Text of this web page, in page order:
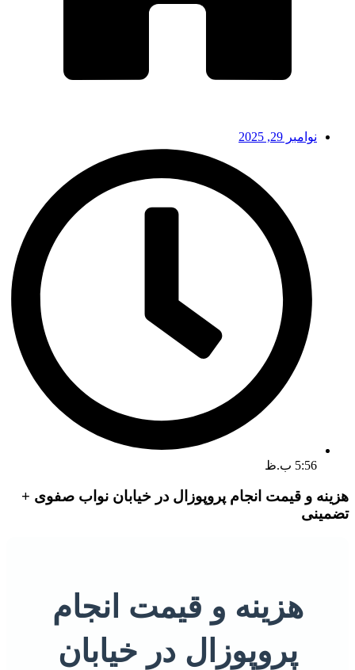
نوامبر 29, 2025
5:56 ب.ظ
هزینه و قیمت انجام پروپوزال در خیابان نواب صفوی +
تضمینی
هزینه و قیمت انجام
پروپوزال در خیابان